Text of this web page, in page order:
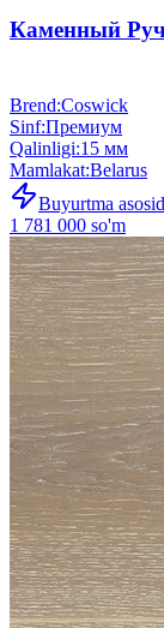
Каменный
Brend:Coswick
Sinf:Премиум
Qalinligi:15 мм
Mamlakat:Belarus
Buyurtma
1 781 000 so'm